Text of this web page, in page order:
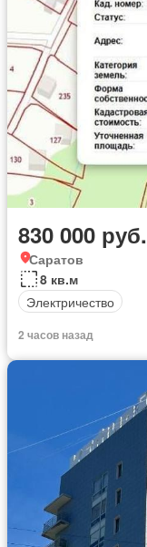
830 000 руб.
Саратов
8 кв.м
Электричество
2 часов назад